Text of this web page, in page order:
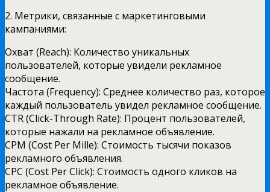
2. Метрики, связанные с маркетинговыми
кампаниями:
Охват (Reach): Количество уникальных
пользователей, которые увидели рекламное
сообщение.
Частота (Frequency): Среднее количество раз, которое
каждый пользователь увидел рекламное сообщение.
CTR (Click-Through Rate): Процент пользователей,
которые нажали на рекламное объявление.
CPM (Cost Per Mille): Стоимость тысячи показов
рекламного объявления.
CPC (Cost Per Click): Стоимость одного кликов на
рекламное объявление.